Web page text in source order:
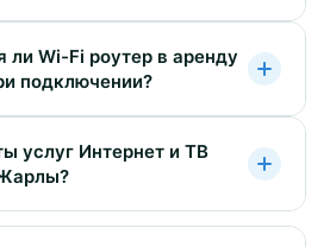
ли Wi-Fi роутер в аренду
подключении?
услуг Интернет и ТВ